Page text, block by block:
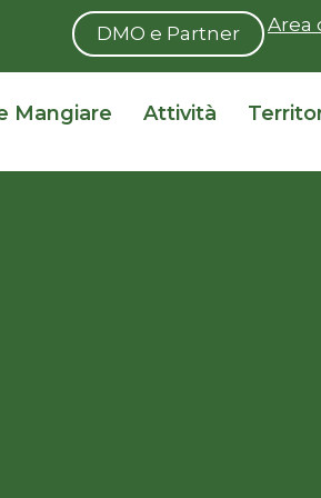
DMO e Partner Area
Mangiare Attività